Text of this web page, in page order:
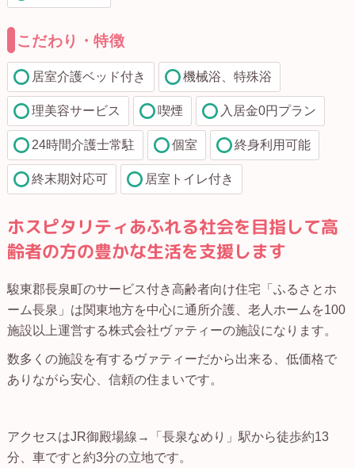
こだわり・特徴
居室介護ベッド付き 機械浴、特殊浴
理美容サービス 喫煙 入居金0円プラン
24時間介護士常駐 個室 終身利用可能
終末期対応可 居室トイレ付き
ホスピタリティあふれる社会を目指して高
齢者の方の豊かな生活を支援します
駿東郡長泉町のサービス付き高齢者向け住宅「ふるさとホ
ーム長泉」は関東地方を中心に通所介護、老人ホームを100
施設以上運営する株式会社ヴァティーの施設になります。
数多くの施設を有するヴァティーだから出来る、低価格で
ありながら安心、信頼の住まいです。
アクセスはJR御殿場線→「長泉なめり」駅から徒歩約13
分、車ですと約3分の立地です。